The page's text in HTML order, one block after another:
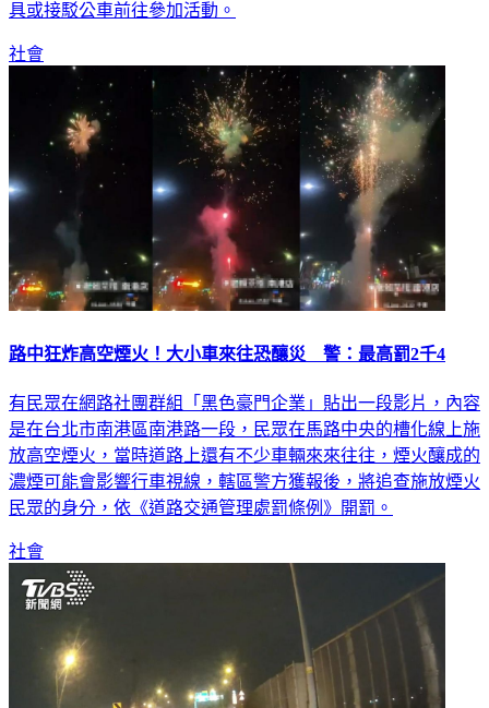
具或接駁公車前往參加活動。
社會
路中狂炸高空煙火！大小車來往恐釀災 警：最高罰2千4
有民眾在網路社團群組「黑色豪門企業」貼出一段影片，內容
是在台北市南港區南港路一段，民眾在馬路中央的槽化線上施
放高空煙火，當時道路上還有不少車輛來來往往，煙火釀成的
濃煙可能會影響行車視線，轄區警方獲報後，將追查施放煙火
民眾的身分，依《道路交通管理處罰條例》開罰。
社會